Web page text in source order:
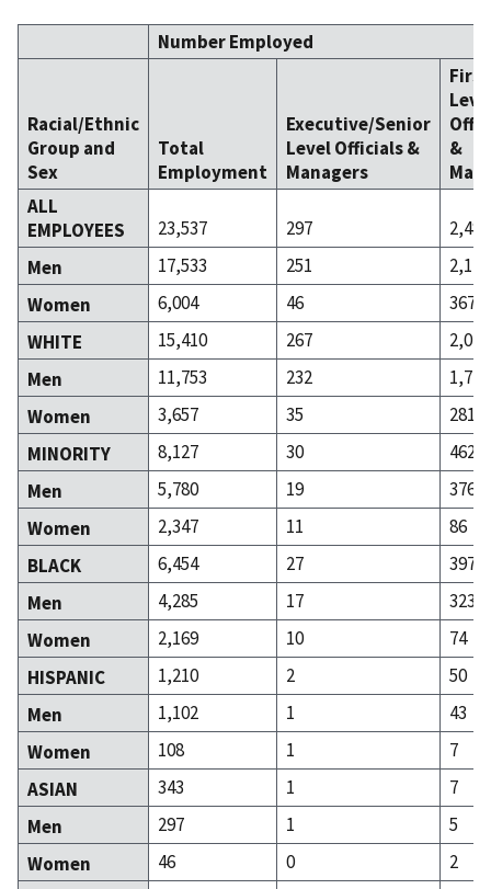
Number Employed
Racial/Ethnic
Group and
Sex
Total
Employment
Executive/Senior
Level Officials &
Managers
&
ALL
EMPLOYEES
23,537 297
2,488
Men
17,533 251
2,121
Women
6,004 46
367
WHITE
15,410 267
2,026
Men
11,753 232
1,745
Women
3,657 35
281
MINORITY
8,127 30
462
Men
5,780 19
376
Women
2,347 11
86
BLACK
6,454 27
397
Men
4,285 17
323
Women
2,169 10
74
HISPANIC
1,210 2
50
Men
1,102 1
43
Women
108 1
7
ASIAN
343 1
7
Men
297 1
5
Women
46 0
2